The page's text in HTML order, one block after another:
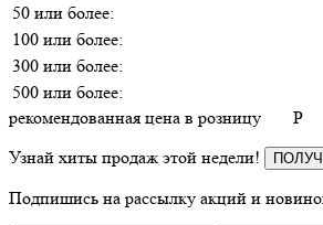
50 или более:
100 или более:
300 или более:
500 или более:
рекомендованная цена в розницу
P
Узнай хиты продаж этой недели!
Подпишись на рассылку акций и